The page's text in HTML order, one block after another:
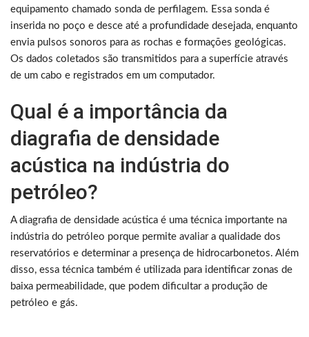
equipamento chamado sonda de perfilagem. Essa sonda é
inserida no poço e desce até a profundidade desejada, enquanto
envia pulsos sonoros para as rochas e formações geológicas.
Os dados coletados são transmitidos para a superfície através
de um cabo e registrados em um computador.
Qual é a importância da
diagrafia de densidade
acústica na indústria do
petróleo?
A diagrafia de densidade acústica é uma técnica importante na
indústria do petróleo porque permite avaliar a qualidade dos
reservatórios e determinar a presença de hidrocarbonetos. Além
disso, essa técnica também é utilizada para identificar zonas de
baixa permeabilidade, que podem dificultar a produção de
petróleo e gás.